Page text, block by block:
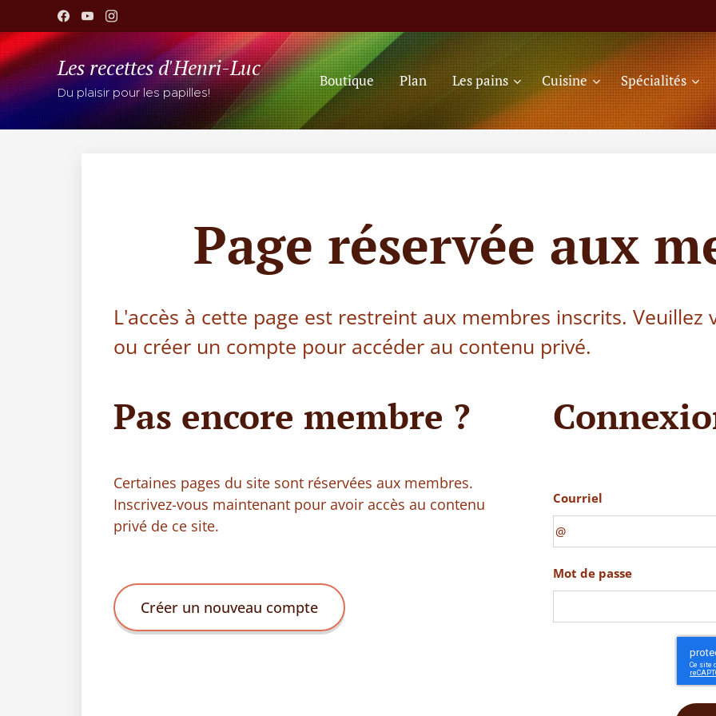
Les recettes d'Henri-Luc
Du plaisir pour les papilles!
Boutique Plan Les pains Cuisine Spécialités
Page réservée aux
L'accès à cette page est restreint aux membres inscrits. Veuillez
ou créer un compte pour accéder au contenu privé.
Pas encore membre ?
Certaines pages du site sont réservées aux membres.
Inscrivez-vous maintenant pour avoir accès au contenu
privé de ce site.
Créer un nouveau compte
Courriel
Mot de passe